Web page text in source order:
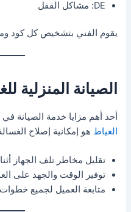
DE: مشاكل القفل
يقوم الفني بتشخيص كل كود
الصيانة المنزلية
أحد أهم مزايا خدمة الصيانة في
العياط هو إمكانية إصلاح
تقليل مخاطر تلف الجهاز
توفير الوقت والجهد على
متابعة العميل لجميع خطوات